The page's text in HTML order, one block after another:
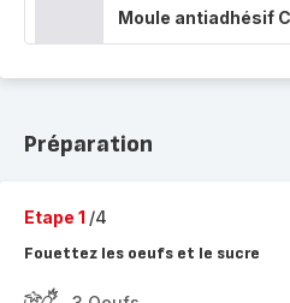
Moule antiadhésif
Préparation
Etape 1 /4
Fouettez les oeufs et le sucre